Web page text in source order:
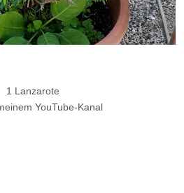
YouTube-Kanal